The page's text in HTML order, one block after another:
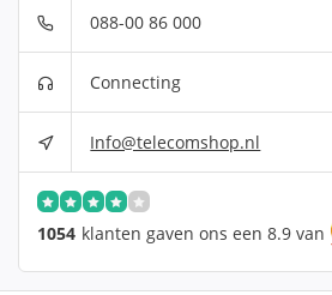
088-00 86 000
Connecting
Info@telecomshop.nl
1054 klanten gaven ons een 8.9 van